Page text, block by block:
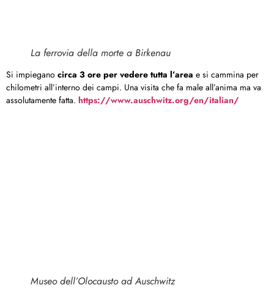
La ferrovia della morte a Birkenau
Si impiegano circa 3 ore per vedere tutta l’area e si cammina per
chilometri all’interno dei campi. Una visita che fa male all’anima ma va
assolutamente fatta. https://www.auschwitz.org/en/italian/
Museo dell’Olocausto ad Auschwitz